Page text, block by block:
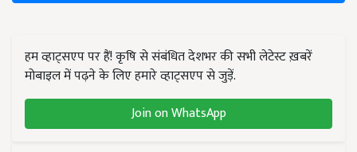
हम व्हाट्सएप पर हैं! कृषि से संबंधित देशभर की सभी लेटेस्ट ख़बरें
मोबाइल में पढ़ने के लिए हमारे व्हाट्सएप से जुड़ें.
Join on WhatsApp